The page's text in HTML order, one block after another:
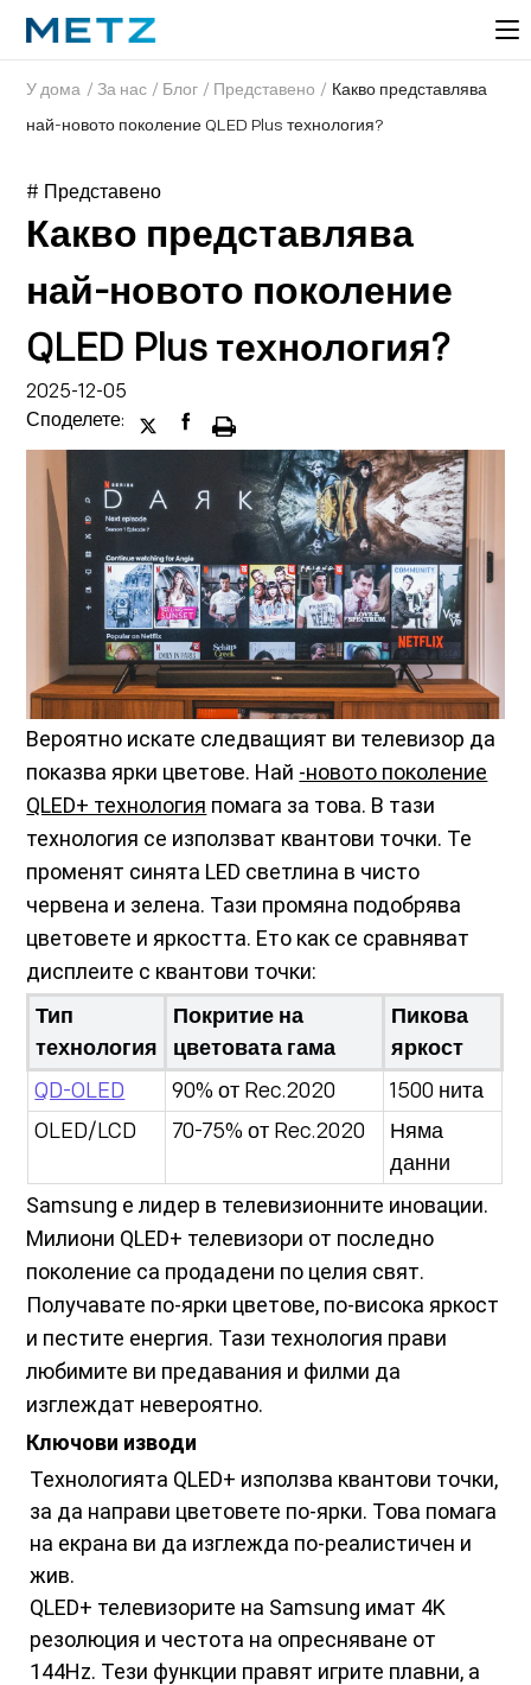
У дома / За нас / Блог / Представено / Какво представлява
най-новото поколение QLED Plus технология?
# Представено
Какво представлява
най-новото поколение
QLED Plus технология?
2025-12-05
Споделете:
Вероятно искате следващият ви телевизор да
показва ярки цветове. Най -новото поколение
QLED+ технология помага за това. В тази
технология се използват квантови точки. Те
променят синята LED светлина в чисто
червена и зелена. Тази промяна подобрява
цветовете и яркостта. Ето как се сравняват
дисплеите с квантови точки:
Тип
технология
Покритие на
цветовата гама
Пикова
яркост
QD-OLED
90% от Rec.2020
1500 нита
OLED/LCD
70-75% от Rec.2020
Няма
данни
Samsung е лидер в телевизионните иновации.
Милиони QLED+ телевизори от последно
поколение са продадени по целия свят.
Получавате по-ярки цветове, по-висока яркост
и пестите енергия. Тази технология прави
любимите ви предавания и филми да
изглеждат невероятно.
Ключови изводи
Технологията QLED+ използва квантови точки,
за да направи цветовете по-ярки. Това помага
на екрана ви да изглежда по-реалистичен и
жив.
QLED+ телевизорите на Samsung имат 4K
резолюция и честота на опресняване от
144Hz. Тези функции правят игрите плавни, а